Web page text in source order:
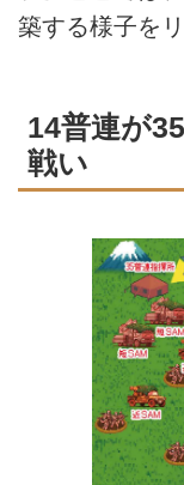
築する様子を
14普連が
戦い